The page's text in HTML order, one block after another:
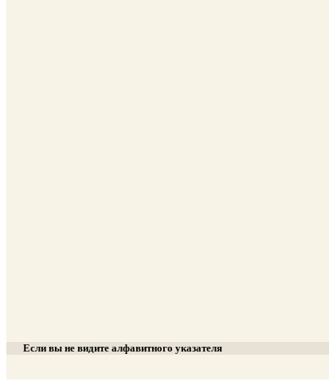
Если вы не видите алфавитного указателя